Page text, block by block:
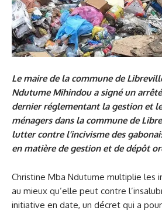
Le maire de la commune de
Ndutume Mihindou a signé un
dernier réglementant la gestion et
ménagers dans la commune de
lutter contre l’incivisme des
en matière de gestion et de dépôt
Christine Mba Ndutume multiplie les
au mieux qu’elle peut contre
initiative en date, un décret qui a